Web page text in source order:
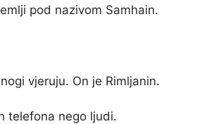
pod nazivom Samhain.
vjeruju. On je Rimljanin.
telefona nego ljudi.